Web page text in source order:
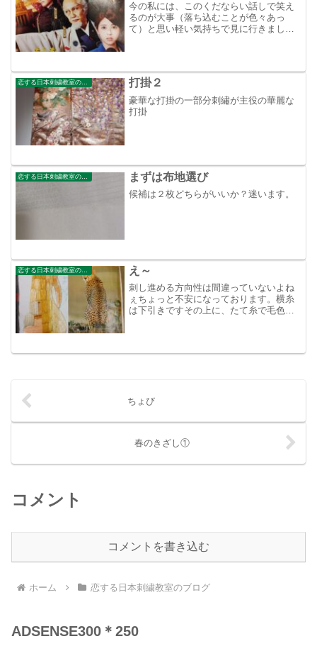
今の私には、このくだならい話しで笑え
るのが大事（落ち込むことが色々あっ
て）と思い軽い気持ちで見に行きました
た。と～っても面白い映画でした...
恋する日本刺繍教室のブログ 打掛２
豪華な打掛の一部分刺繡が主役の華麗な
打掛
まずは布地選び
候補は２枚どちらがいいか？迷います。
恋する日本刺繍教室のブログ え～
刺し進める方向性は間違っていないよね
ぇちょっと不安になっております。横糸
は下引きですその上に、たて糸で毛色の
ちょび
春のきざし①
コメント
コメントを書き込む
ホーム 恋する日本刺繍教室のブログ
ADSENSE300＊250